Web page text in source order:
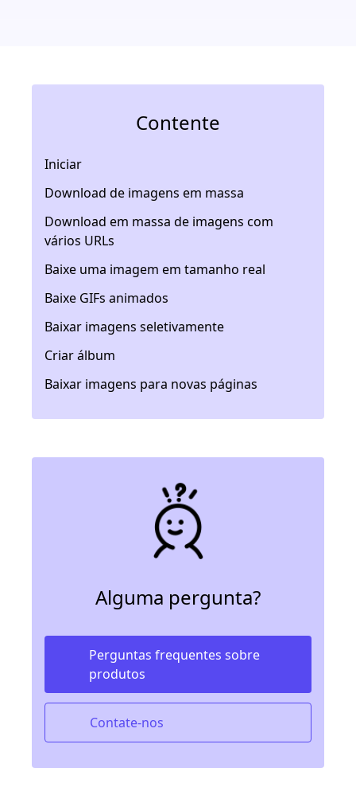
Contente
Iniciar
Download de imagens em massa
Download em massa de imagens com
vários URLs
Baixe uma imagem em tamanho real
Baixe GIFs animados
Baixar imagens seletivamente
Criar álbum
Baixar imagens para novas páginas
Alguma pergunta?
Perguntas frequentes sobre
produtos
Contate-nos